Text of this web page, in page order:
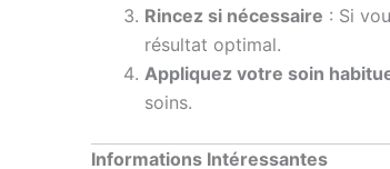
Rincez si nécessaire : Si
résultat optimal.
Appliquez votre soin
soins.
Informations Intéressantes